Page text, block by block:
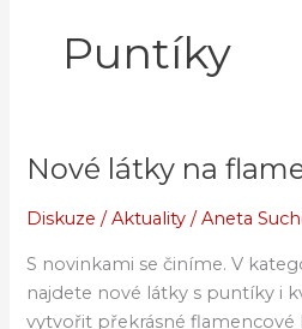
Puntíky
Nové látky na
Diskuze /Aktuality /Aneta
S novinkami se činíme. V
najdete nové látky s puntíky i
vytvořit překrásné
Nové
na